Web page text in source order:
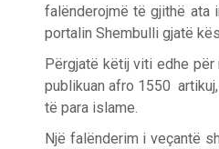
falënderojmë të gjithë ata
portalin Shembulli gjatë
Përgjatë këtij viti edhe
publikuan afro 1550
të para islame.
Një falënderim i veçantë